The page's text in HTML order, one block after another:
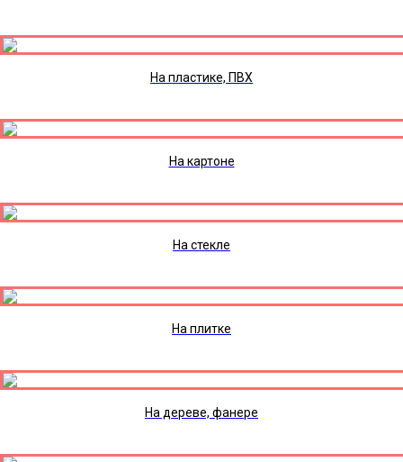
На пластике, ПВХ
На картоне
На стекле
На плитке
На дереве, фанере